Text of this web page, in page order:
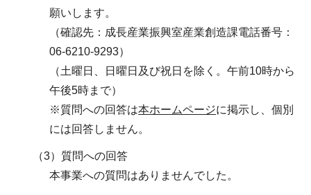
願いします。
（確認先：成長産業振興室産業創造課電話番号：
06-6210-9293）
（土曜日、日曜日及び祝日を除く。午前10時から
午後5時まで）
※質問への回答は本ホームページに掲示し、個別
には回答しません。
（3） 質問への回答
本事業への質問はありませんでした。